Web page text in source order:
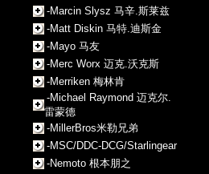
-Marcin Slysz 马辛.斯莱兹
-Matt Diskin 马特.迪斯金
-Mayo 马友
-Merc Worx 迈克.沃克斯
-Merriken 梅林肯
-Michael Raymond 迈克尔.
雷蒙德
-MillerBros米勒兄弟
-MSC/DDC-DCG/Starlingear
-Nemoto 根本朋之